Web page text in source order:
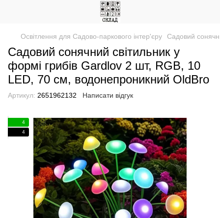
Освітлення для Садово-паркового інтер'єру Садовий
Садовий сонячний світильник у
формі грибів Gardlov 2 шт, RGB, 10
LED, 70 см, водонепроникний OldBro
Артикул: 2651962132 Написати відгук
4
4